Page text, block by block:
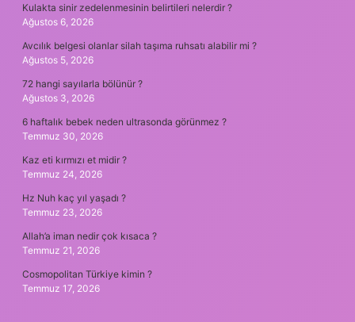
Kulakta sinir zedelenmesinin belirtileri nelerdir ?
Ağustos 6, 2026
Avcılık belgesi olanlar silah taşıma ruhsatı alabilir mi ?
Ağustos 5, 2026
72 hangi sayılarla bölünür ?
Ağustos 3, 2026
6 haftalık bebek neden ultrasonda görünmez ?
Temmuz 30, 2026
Kaz eti kırmızı et midir ?
Temmuz 24, 2026
Hz Nuh kaç yıl yaşadı ?
Temmuz 23, 2026
Allah’a iman nedir çok kısaca ?
Temmuz 21, 2026
Cosmopolitan Türkiye kimin ?
Temmuz 17, 2026